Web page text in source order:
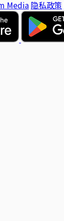
Media 隐私政策